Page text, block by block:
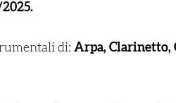
di: Arpa, Clarinetto,